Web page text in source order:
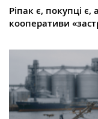
Ріпак є, покупці
кооперативи